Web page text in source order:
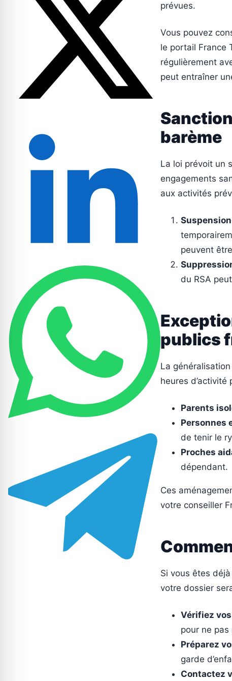
prévues.
Vous pouvez
le portail France
régulièrement
peut entraîner
barème
La loi prévoit un
engagements
aux activités
peuvent
du RSA
publics
La
heures
Parents
Personnes
de tenir le
Proches
dépendant.
Ces
votre conseiller
Si vous êtes
votre dossier
Vérifiez
pour ne
Préparez
garde
Contactez